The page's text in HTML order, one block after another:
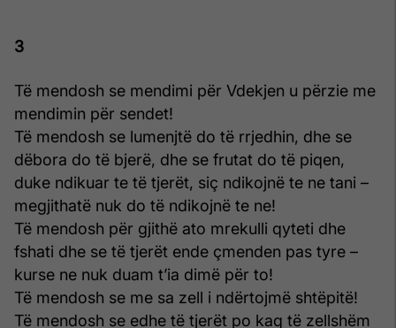
3
Të mendosh se mendimi për Vdekjen u përzie me
mendimin për sendet!
Të mendosh se lumenjtë do të rrjedhin, dhe se
dëbora do të bjerë, dhe se frutat do të piqen,
duke ndikuar te të tjerët, siç ndikojnë te ne tani –
megjithatë nuk do të ndikojnë te ne!
Të mendosh për gjithë ato mrekulli qyteti dhe
fshati dhe se të tjerët ende çmenden pas tyre –
kurse ne nuk duam t’ia dimë për to!
Të mendosh se me sa zell i ndërtojmë shtëpitë!
Të mendosh se edhe të tjerët po kaq të zellshëm